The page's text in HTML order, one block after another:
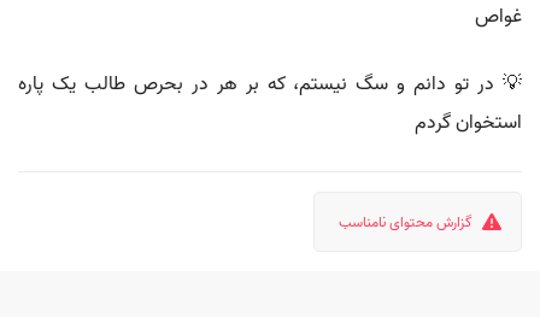
غواص
💡 در تو دانم و سگ نیستم، که بر هر در بحرص طالب یک پاره
استخوان گردم
گزارش محتوای نامناسب